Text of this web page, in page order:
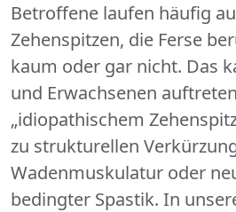
Betroffene laufen häufig
Zehenspitzen, die Ferse
kaum oder gar nicht. Das
und Erwachsenen
„idiopathischem
zu strukturellen
Wadenmuskulatur oder
bedingter Spastik. In